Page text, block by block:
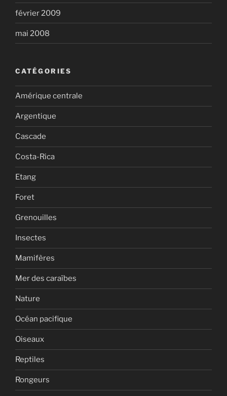
février 2009
mai 2008
CATÉGORIES
Amérique centrale
Argentique
Cascade
Costa-Rica
Etang
Foret
Grenouilles
Insectes
Mamifères
Mer des caraïbes
Nature
Océan pacifique
Oiseaux
Reptiles
Rongeurs